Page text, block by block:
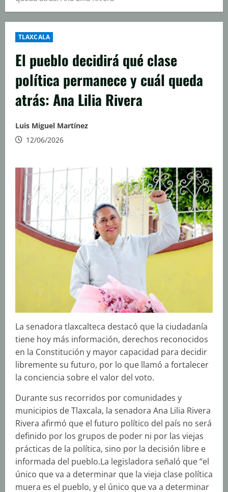
TLAXCALA
El pueblo decidirá qué clase
política permanece y cuál queda
atrás: Ana Lilia Rivera
Luis Miguel Martínez
12/06/2026
La senadora tlaxcalteca destacó que la ciudadanía
tiene hoy más información, derechos reconocidos
en la Constitución y mayor capacidad para decidir
libremente su futuro, por lo que llamó a fortalecer
la conciencia sobre el valor del voto.
Durante sus recorridos por comunidades y
municipios de Tlaxcala, la senadora Ana Lilia Rivera
Rivera afirmó que el futuro político del país no será
definido por los grupos de poder ni por las viejas
prácticas de la política, sino por la decisión libre e
informada del pueblo.La legisladora señaló que “el
único que va a determinar que la vieja clase política
muera es el pueblo, y el único que va a determinar